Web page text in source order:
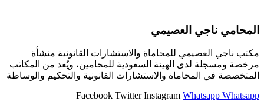
المحامي ناجي العصيمي
مكتب ناجي العصيمي للمحاماة والاستشارات القانونية منشأة
مرخصة ومسجلة لدى الهيئة السعودية للمحامين، ويُعد من المكاتب
المتخصصة في المحاماة والاستشارات القانونية والتحكيم والوساطة
Facebook Twitter Instagram Whatsapp Whatsapp